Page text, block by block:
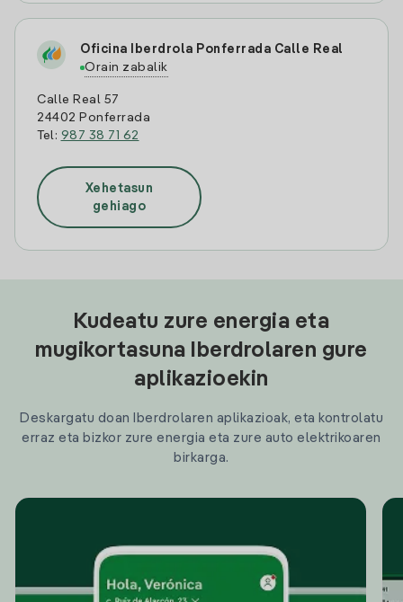
Oficina Iberdrola Ponferrada Calle Real
Orain zabalik
Calle Real 57
24402 Ponferrada
Tel: 987 38 71 62
Xehetasun
gehiago
Kudeatu zure energia eta
mugikortasuna Iberdrolaren gure
aplikazioekin
Deskargatu doan Iberdrolaren aplikazioak, eta kontrolatu
erraz eta bizkor zure energia eta zure auto elektrikoaren
birkarga.